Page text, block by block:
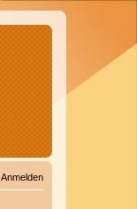
Anmelden